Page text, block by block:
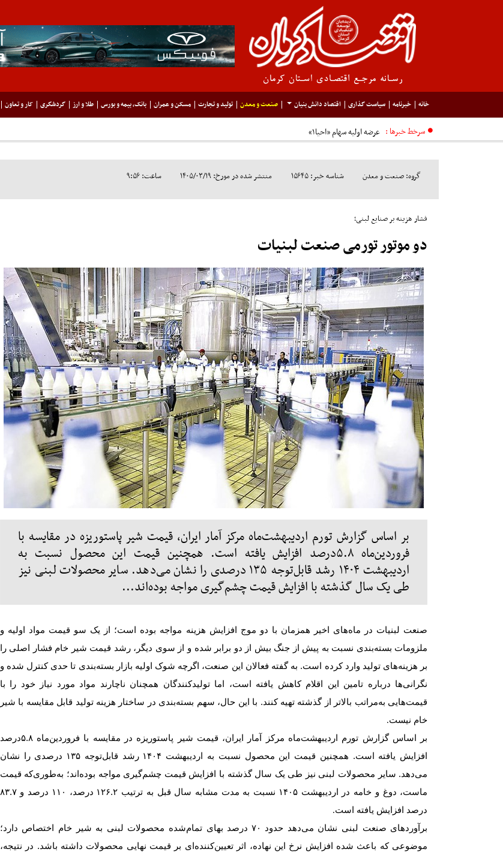
خانه خبرنامه سیاست گذاری اقتصاد دانش بنیان صنعت و معدن تولید و تجارت مسکن و عمران بانک، بیمه و بورس طلا و ارز گردشگری کار و تعاون
سرخط خبرها : عرضه اولیه سهام «احیا۱»
گروه: صنعت و معدن شناسه خبر: ۱۵۶۴۵ منتشر شده در مورخ: ۱۴۰۵/۰۳/۱۹ ساعت: ۹:۵۶
فشار هزینه بر صنایع لبنی؛
دو موتور تورمی صنعت لبنیات
بر اساس گزارش تورم اردیبهشت‌ماه مرکز آمار ایران، قیمت شیر پاستوریزه در مقایسه با
فروردین‌ماه ۵.۸درصد افزایش یافته است. همچنین قیمت این محصول نسبت به
اردیبهشت ۱۴۰۴ رشد قابل‌توجه ۱۳۵ درصدی را نشان می‌دهد. سایر محصولات لبنی نیز
طی یک سال گذشته با افزایش قیمت چشم‌گیری مواجه بوده‌اند...
صنعت لبنیات در ماه‌های اخیر همزمان با دو موج افزایش هزینه مواجه بوده است؛ از یک سو قیمت مواد اولیه و
ملزومات بسته‌بندی نسبت به پیش از جنگ بیش از دو برابر شده و از سوی دیگر، رشد قیمت شیر خام فشار اصلی را
بر هزینه‌های تولید وارد کرده است. به گفته فعالان این صنعت، اگرچه شوک اولیه بازار بسته‌بندی تا حدی کنترل شده و
نگرانی‌ها درباره تامین این اقلام کاهش یافته است، اما تولیدکنندگان همچنان ناچارند مواد مورد نیاز خود را با
قیمت‌هایی به‌مراتب بالاتر از گذشته تهیه کنند. با این حال، سهم بسته‌بندی در ساختار هزینه تولید قابل مقایسه با شیر
خام نیست.
بر اساس گزارش تورم اردیبهشت‌ماه مرکز آمار ایران، قیمت شیر پاستوریزه در مقایسه با فروردین‌ماه ۵.۸درصد
افزایش یافته است. همچنین قیمت این محصول نسبت به اردیبهشت ۱۴۰۴ رشد قابل‌توجه ۱۳۵ درصدی را نشان
می‌دهد. سایر محصولات لبنی نیز طی یک سال گذشته با افزایش قیمت چشم‌گیری مواجه بوده‌اند؛ به‌طوری‌که قیمت
ماست، دوغ و خامه در اردیبهشت۱۴۰۵ نسبت به مدت مشابه سال قبل به ترتیب ۱۲۶.۲ درصد، ۱۱۰ درصد و۸۳.۷
درصد افزایش یافته است.
برآوردهای صنعت لبنی نشان می‌دهد حدود ۷۰ درصد بهای تمام‌شده محصولات لبنی به شیر خام اختصاص دارد؛
موضوعی که باعث شده افزایش نرخ این نهاده، اثر تعیین‌کننده‌ای بر قیمت نهایی محصولات داشته باشد. در نتیجه،